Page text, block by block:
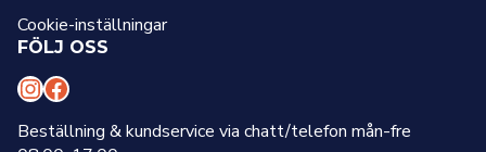
Cookie-inställningar
FÖLJ OSS
I
n
F
a
Beställning & kundservice via chatt/telefon mån-fre